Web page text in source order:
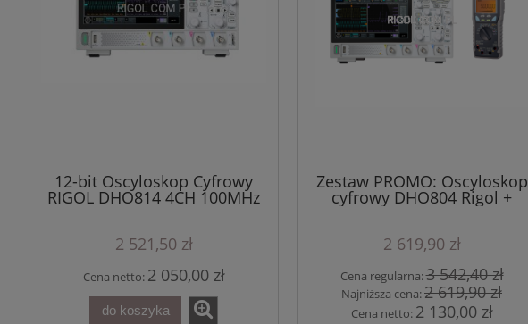
12-bit Oscyloskop Cyfrowy
RIGOL DHO814 4CH 100MHz
2 521,50 zł
Cena netto: 2 050,00 zł
do koszyka
Zestaw PROMO: Oscyloskop
cyfrowy DHO804 Rigol +
multimetr SANWA PC7000
2 619,90 zł
Cena regularna:3 542,40 zł
Najniższa cena:2 619,90 zł
Cena netto: 2 130,00 zł